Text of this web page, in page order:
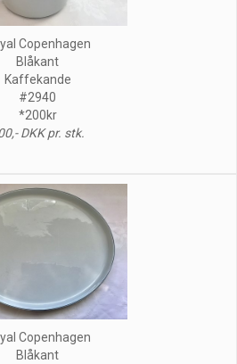
Copenhagen
Blåkant
Kaffekande
#2940
*200kr
DKK pr. stk.
Copenhagen
Blåkant